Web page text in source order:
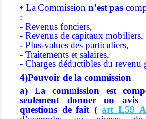
• La Commission n’est pas
:
- Revenus fonciers,
- Revenus de capitaux mobiliers,
- Plus-values des particuliers,
- Traitements et salaires,
- Charges déductibles du revenu
4)Pouvoir de la commission
a) La commission est
seulement donner un avis
questions de fait (art L59